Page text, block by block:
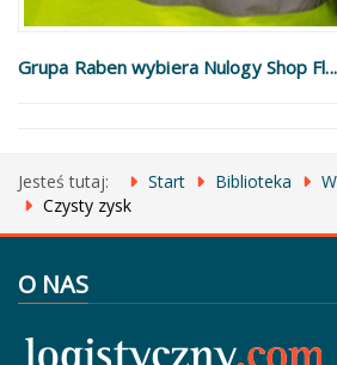
Grupa Raben wybiera Nulogy Shop Fl...
Jesteś tutaj: Start Biblioteka
Czysty zysk
O NAS